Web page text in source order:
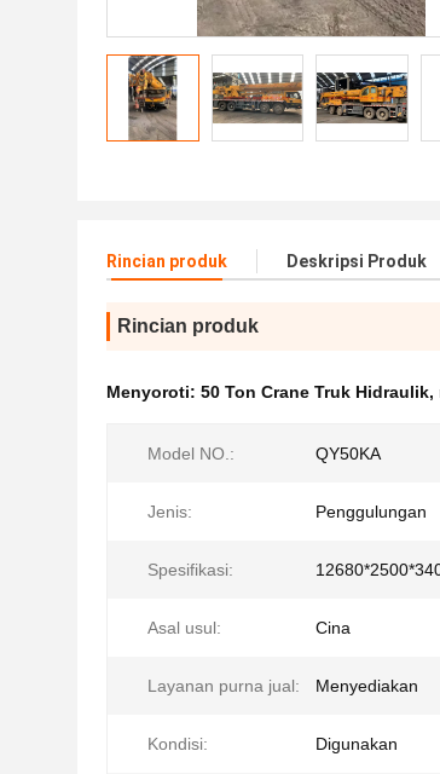
Rincian produk Deskripsi Produk
Rincian produk
Menyoroti: 50 Ton Crane Truk Hidraulik,
Model NO.: QY50KA
Jenis: Penggulungan
Spesifikasi:
Asal usul: Cina
Layanan purna jual: Menyediakan
Kondisi: Digunakan